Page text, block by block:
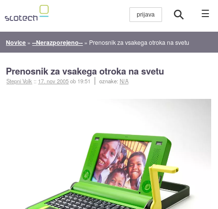
☰
Novice »--Nerazporejeno-- » Prenosnik za vsakega otroka na svetu
Prenosnik za vsakega otroka na svetu
Stepni Volk :: 17. nov 2005ob 19:51 oznake: N/A